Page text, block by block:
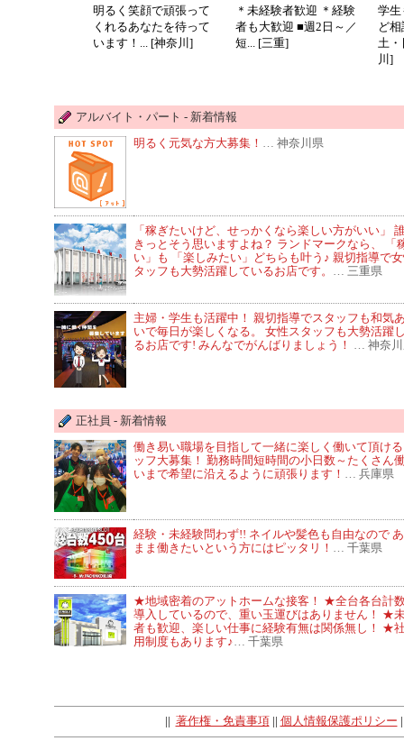
明るく笑顔で頑張って
くれるあなたを待って
います！... [神奈川]
＊未経験者歓迎 ＊経験
者も大歓迎 ■週2日～／
短... [三重]
学生
ど
土・
川]
アルバイト・パート - 新着情報
明るく元気な方大募集！ … 神奈川県
「稼ぎたいけど、せっかくなら楽しい方がいい」
きっとそう思いますよね？ ランドマークなら、 「
い」も 「楽しみたい」どちらも叶う♪ 親切指導で
タッフも大勢活躍しているお店です。 … 三重県
主婦・学生も活躍中！ 親切指導でスタッフも和気
いで毎日が楽しくなる。 女性スタッフも大勢活躍
るお店です! みんなでがんばりましょう！ … 神奈
正社員 - 新着情報
働き易い職場を目指して一緒に楽しく働いて頂け
ッフ大募集！ 勤務時間短時間の小日数～たくさん
いまで希望に沿えるように頑張ります！ … 兵庫県
経験・未経験問わず!! ネイルや髪色も自由なので
まま働きたいという方にはピッタリ！ … 千葉県
★地域密着のアットホームな接客！ ★全台各台計
導入しているので、重い玉運びはありません！ ★
者も歓迎、楽しい仕事に経験有無は関係無し！ ★
用制度もあります♪… 千葉県
|| 著作権・免責事項|| 個人情報保護ポリシー